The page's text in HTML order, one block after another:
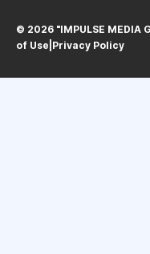
© 2026 "IMPULSE MEDIA
of Use Privacy Policy